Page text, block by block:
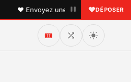
♥ Envoyez une dédicace à quelqu'un
DÉPOSER
🎟️